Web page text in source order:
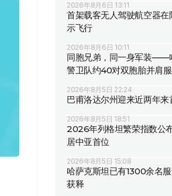
2026年8月6日 13:11
首架载客无人驾驶航空器在
示飞行
2026年8月6日 10:11
同胞兄弟，同一身军装——
警卫队约40对双胞胎并肩
2026年8月5日 22:24
巴甫洛达尔州迎来近两年来
2026年8月5日 18:51
2026年列格坦繁荣指数公
居中亚首位
2026年8月5日 15:08
哈萨克斯坦已有1300余名
获释